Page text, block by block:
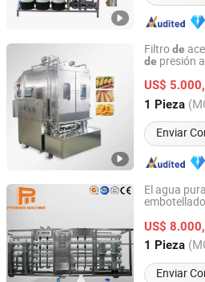
Filtrode
de presión
US$
1 Pieza
Enviar
ZHUCHENG XINXUDONG
Shandong, China
El agua
Inversa
purificación
US$
1 Pieza
Enviar
Zhangjiagang Proman Machine
Jiangsu, China